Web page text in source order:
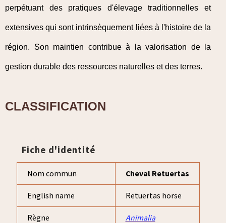
perpétuant des pratiques d'élevage traditionnelles et
extensives qui sont intrinsèquement liées à l'histoire de la
région. Son maintien contribue à la valorisation de la
gestion durable des ressources naturelles et des terres.
CLASSIFICATION
Fiche d'identité
Nom commun Cheval Retuertas
English name Retuertas horse
Règne Animalia